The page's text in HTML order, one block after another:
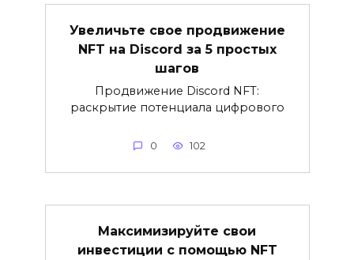
Увеличьте свое продвижение
NFT на Discord за 5 простых
шагов
Продвижение Discord NFT:
раскрытие потенциала цифрового
0 102
Максимизируйте свои
инвестиции с помощью NFT